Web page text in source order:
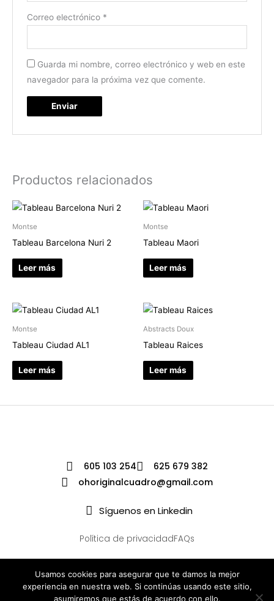
Correo electrónico *
Guarda mi nombre, correo electrónico y web en este
navegador para la próxima vez que comente.
Productos relacionados
Montse
Tableau Barcelona Nuri 2
Leer más
Montse
Tableau Maori
Leer más
Montse
Tableau Ciudad AL1
Leer más
Abstracts Doux
Tableau Raices
Leer más
605 103 254
625 679 382
ohoriginalcuadro@gmail.com
Síguenos en Linkedin
Política de privacidadFAQs
Usamos cookies para asegurar que te damos la mejor
experiencia en nuestra web. Si continúas usando este sitio,
asumiremos que estás de acuerdo con ello.